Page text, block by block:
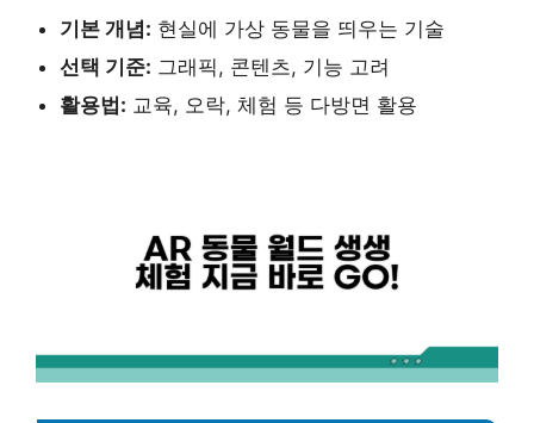
기본 개념: 현실에 가상 동물을 띄우는 기술
선택 기준: 그래픽, 콘텐츠, 기능 고려
활용법: 교육, 오락, 체험 등 다방면 활용